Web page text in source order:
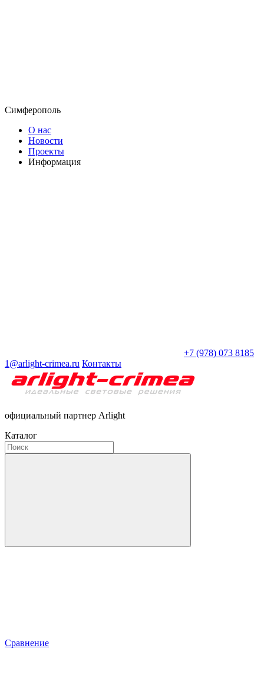
Симферополь
О нас
Новости
Проекты
Информация
+7 (978) 073 8185
1@arlight-crimea.ru Контакты
официальный партнер Arlight
Каталог
Сравнение